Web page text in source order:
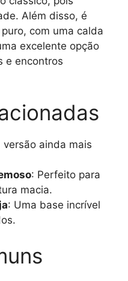
Além disso, é
com uma calda
excelente opção
e encontros
versão ainda mais
: Perfeito para
macia.
: Uma base incrível